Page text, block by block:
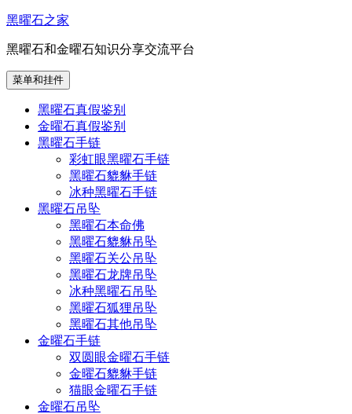
跳
内
容
黑曜石之家
黑曜石和金曜石知识分享交流平台
菜单和挂件
黑曜石真假鉴别
金曜石真假鉴别
黑曜石手链
彩虹眼黑曜石手链
黑曜石貔貅手链
冰种黑曜石手链
黑曜石吊坠
黑曜石本命佛
黑曜石貔貅吊坠
黑曜石关公吊坠
黑曜石龙牌吊坠
冰种黑曜石吊坠
黑曜石狐狸吊坠
黑曜石其他吊坠
金曜石手链
双圆眼金曜石手链
金曜石貔貅手链
猫眼金曜石手链
金曜石吊坠